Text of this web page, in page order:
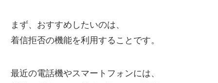
まず、おすすめしたいのは、
着信拒否の機能を利用することです。
最近の電話機やスマートフォンには、